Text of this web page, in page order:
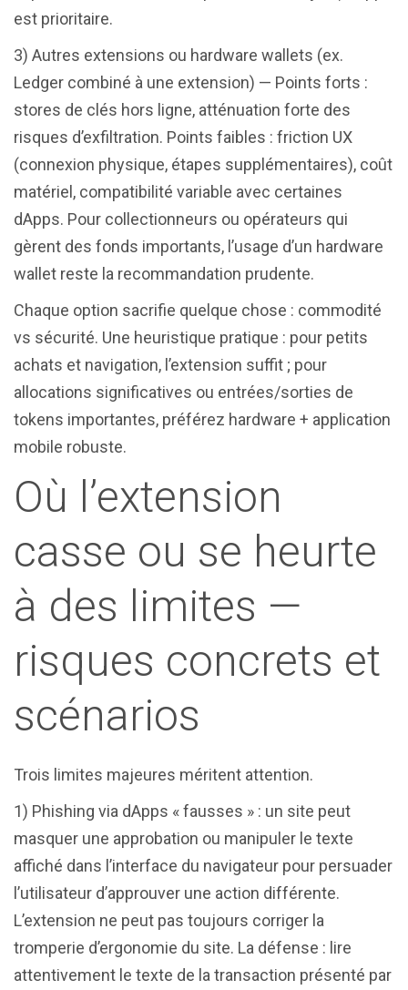
est prioritaire.
3) Autres extensions ou hardware wallets (ex.
Ledger combiné à une extension) — Points forts :
stores de clés hors ligne, atténuation forte des
risques d’exfiltration. Points faibles : friction UX
(connexion physique, étapes supplémentaires), coût
matériel, compatibilité variable avec certaines
dApps. Pour collectionneurs ou opérateurs qui
gèrent des fonds importants, l’usage d’un hardware
wallet reste la recommandation prudente.
Chaque option sacrifie quelque chose : commodité
vs sécurité. Une heuristique pratique : pour petits
achats et navigation, l’extension suffit ; pour
allocations significatives ou entrées/sorties de
tokens importantes, préférez hardware + application
mobile robuste.
Où l’extension
casse ou se heurte
à des limites —
risques concrets et
scénarios
Trois limites majeures méritent attention.
1) Phishing via dApps « fausses » : un site peut
masquer une approbation ou manipuler le texte
affiché dans l’interface du navigateur pour persuader
l’utilisateur d’approuver une action différente.
L’extension ne peut pas toujours corriger la
tromperie d’ergonomie du site. La défense : lire
attentivement le texte de la transaction présenté par